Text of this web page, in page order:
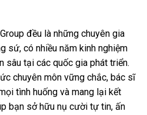
đều là những chuyên gia
sứ, có nhiều năm kinh nghiệm
sâu tại các quốc gia phát triển.
chuyên môn vững chắc, bác sĩ
tình huống và mang lại kết
bạn sở hữu nụ cười tự tin, ấn